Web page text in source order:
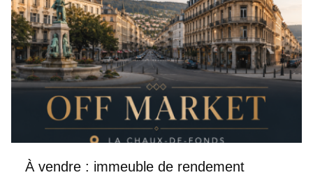
À vendre : immeuble de rendement